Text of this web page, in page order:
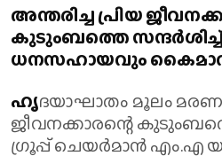
അന്തരിച്ച പ്രിയ
കുടുംബത്തെ
ധനസഹായവും
ഹൃദയാഘാതം മൂലം
ജീവനക്കാരന്റെ
ഗ്രൂപ്പ് ചെയർമാൻ